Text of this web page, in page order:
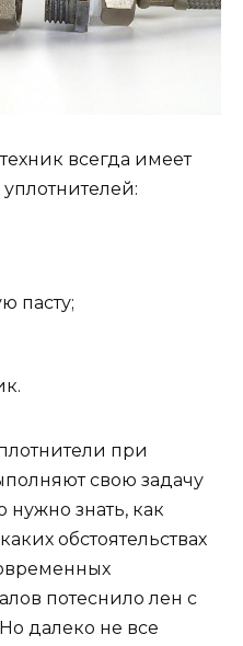
всегда имеет
пасту;
при
свою задачу
нужно знать, как
обстоятельствах
потеснило лен с
далеко не все